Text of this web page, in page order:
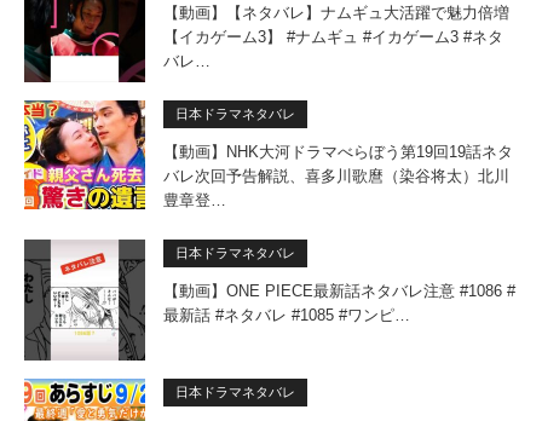
【動画】【ネタバレ】ナムギュ大活躍で魅力倍増
【イカゲーム3】 #ナムギュ #イカゲーム3 #ネタ
バレ…
日本ドラマネタバレ
【動画】NHK大河ドラマべらぼう第19回19話ネタ
バレ次回予告解説、喜多川歌麿（染谷将太）北川
豊章登…
日本ドラマネタバレ
【動画】ONE PIECE最新話ネタバレ注意 #1086 #
最新話 #ネタバレ #1085 #ワンピ…
日本ドラマネタバレ